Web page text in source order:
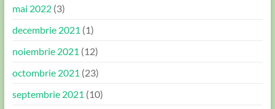
mai 2022(3)
decembrie 2021 (1)
noiembrie 2021 (12)
octombrie 2021 (23)
septembrie 2021 (10)